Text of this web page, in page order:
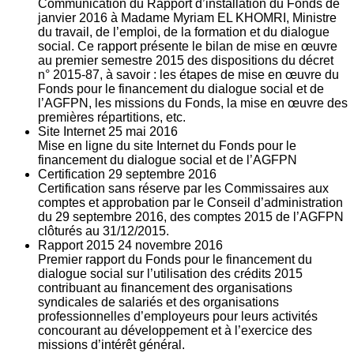
Communication du Rapport d’installation du Fonds de
janvier 2016 à Madame Myriam EL KHOMRI, Ministre
du travail, de l’emploi, de la formation et du dialogue
social. Ce rapport présente le bilan de mise en œuvre
au premier semestre 2015 des dispositions du décret
n° 2015-87, à savoir : les étapes de mise en œuvre du
Fonds pour le financement du dialogue social et de
l’AGFPN, les missions du Fonds, la mise en œuvre des
premières répartitions, etc.
Site Internet 25 mai 2016
Mise en ligne du site Internet du Fonds pour le
financement du dialogue social et de l’AGFPN
Certification 29 septembre 2016
Certification sans réserve par les Commissaires aux
comptes et approbation par le Conseil d’administration
du 29 septembre 2016, des comptes 2015 de l’AGFPN
clôturés au 31/12/2015.
Rapport 2015 24 novembre 2016
Premier rapport du Fonds pour le financement du
dialogue social sur l’utilisation des crédits 2015
contribuant au financement des organisations
syndicales de salariés et des organisations
professionnelles d’employeurs pour leurs activités
concourant au développement et à l’exercice des
missions d’intérêt général.